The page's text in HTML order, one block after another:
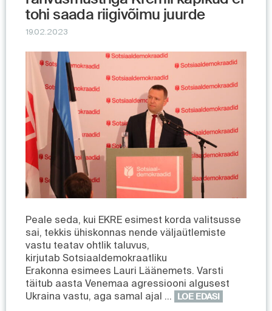
tohi saada riigivõimu juurde
19.02.2023
Peale seda, kui EKRE esimest korda valitsusse
sai, tekkis ühiskonnas nende väljaütlemiste
vastu teatav ohtlik taluvus,
kirjutab Sotsiaaldemokraatliku
Erakonna esimees Lauri Läänemets. Varsti
täitub aasta Venemaa agressiooni algusest
Ukraina vastu, aga samal ajal …
LOE EDASI